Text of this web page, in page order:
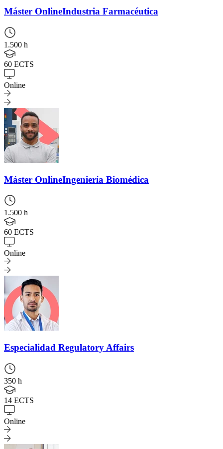
Máster OnlineIndustria Farmacéutica
1.500 h
60 ECTS
Online
Máster OnlineIngeniería Biomédica
1.500 h
60 ECTS
Online
Especialidad Regulatory Affairs
350 h
14 ECTS
Online